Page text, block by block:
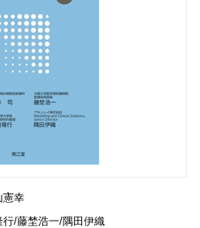
憲幸
/藤埜浩一/隅田伊織